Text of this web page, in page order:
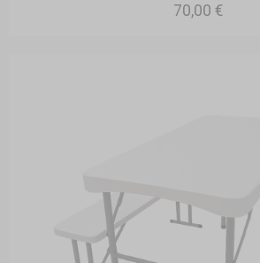
70,00 €